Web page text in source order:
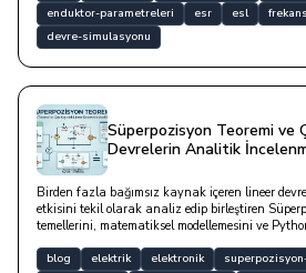
enduktor-parametreleri
esr esl
devre-simulasyonu
Süperpozisyon Teoremi ve
Devrelerin Analitik
Birden fazla bağımsız kaynak içeren lineer
etkisini tekil olarak analiz edip birleştiren
temellerini, matematiksel modellemesini ve
blog elektrik elektronik